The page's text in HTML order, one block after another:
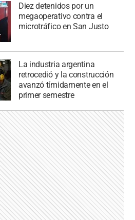
Diez detenidos por un
megaoperativo contra el
microtráfico en San Justo
La industria argentina
retrocedió y la construcción
avanzó tímidamente en el
primer semestre